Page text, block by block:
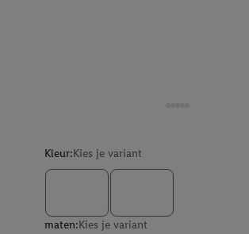
Kleur:Kies je variant
maten:Kies je variant